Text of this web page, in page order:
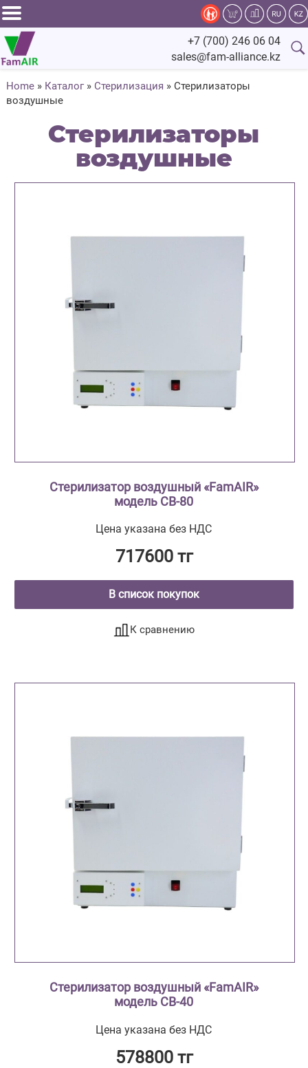
Задать
вопрос
специалисту
Главная
Каталог
Fam.Alliance
+7 (700) 246 06 04
sales@fam-alliance.kz
Home » Каталог » Стерилизация »Стерилизаторы
воздушные
Стерилизаторы
воздушные
Стерилизатор воздушный «FamAIR»
модель СВ-80
Цена указана без НДС
717600 тг
В список покупок
К сравнению
Стерилизатор воздушный «FamAIR»
модель СВ-40
Цена указана без НДС
578800 тг